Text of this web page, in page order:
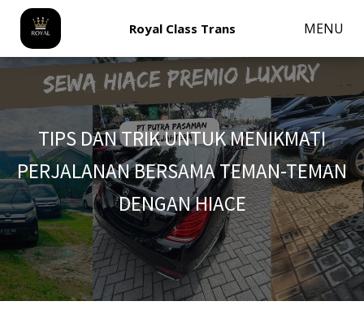
Royal Class Trans MENU
TIPS DAN TRIK UNTUK MENIKMATI
PERJALANAN BERSAMA TEMAN-TEMAN
DENGAN HIACE